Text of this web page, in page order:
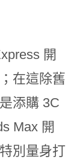
開
在這除舊
添購 3C
Max 開
別量身打